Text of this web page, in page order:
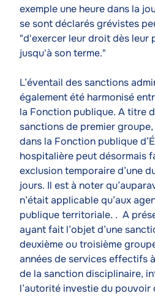
exemple une heure dans la
se sont déclarés grévistes
"d'exercer leur droit dès leur
jusqu'à son terme."
L’éventail des sanctions
également été harmonisé
la Fonction publique. A titre
sanctions de premier
dans la Fonction publique
hospitalière peut désormais
exclusion temporaire d’une
jours. Il est à noter
n’était applicable qu’aux
publique territoriale. . A
ayant fait l’objet d’une
deuxième ou troisième
années de services effectifs
de la sanction disciplinaire,
l’autorité investie du